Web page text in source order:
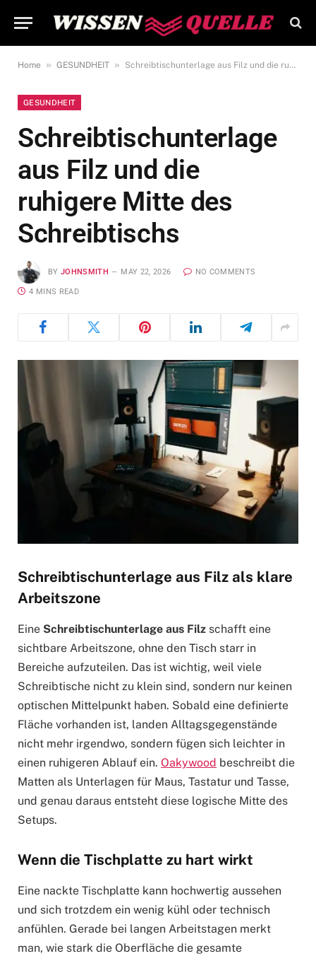
Home » GESUNDHEIT » Schreibtischunterlage aus Filz und die ruhigere Mitte des Schreibtischs
GESUNDHEIT
Schreibtischunterlage
aus Filz und die
ruhigere Mitte des
Schreibtischs
BY JOHNSMITH MAY 22, 2026 NO COMMENTS
4 MINS READ
Schreibtischunterlage aus Filz als klare
Arbeitszone
Eine Schreibtischunterlage aus Filz schafft eine
sichtbare Arbeitszone, ohne den Tisch starr in
Bereiche aufzuteilen. Das ist wichtig, weil viele
Schreibtische nicht zu klein sind, sondern nur keinen
optischen Mittelpunkt haben. Sobald eine definierte
Fläche vorhanden ist, landen Alltagsgegenstände
nicht mehr irgendwo, sondern fügen sich leichter in
einen ruhigeren Ablauf ein. Oakywood beschreibt die
Matten als Unterlagen für Maus, Tastatur und Tasse,
und genau daraus entsteht diese logische Mitte des
Setups.
Wenn die Tischplatte zu hart wirkt
Eine nackte Tischplatte kann hochwertig aussehen
und sich trotzdem ein wenig kühl oder technisch
anfühlen. Gerade bei langen Arbeitstagen merkt
man, wie stark die Oberfläche die gesamte